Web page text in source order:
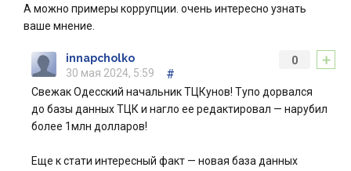
А можно примеры коррупции. очень интересно узнать
ваше мнение.
+
0
innapcholko
30 мая 2024, 5:59
#
Свежак Одесский начальник ТЦКунов! Тупо дорвался
до базы данных ТЦК и нагло ее редактировал — нарубил
более 1млн долларов!
Еще к стати интересный факт — новая база данных